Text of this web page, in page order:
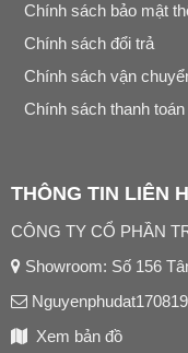
Chính sách bảo mật
Chính sách đổi trả
Chính sách vận
Chính sách thanh toán
THÔNG TIN LIÊN
CÔNG TY CỔ PHẦN
Showroom: Số 156
Xem bản đồ